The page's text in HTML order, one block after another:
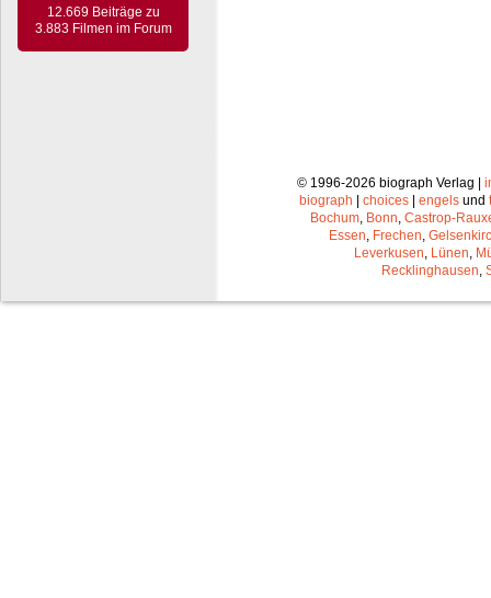
12.669 Beiträge zu
3.883 Filmen im Forum
© 1996-2026 biograph Verlag |
biograph
choices engels und
Bochum, Bonn, Castrop-
Essen, Frechen,
Leverkusen, Lünen,
Recklinghausen,